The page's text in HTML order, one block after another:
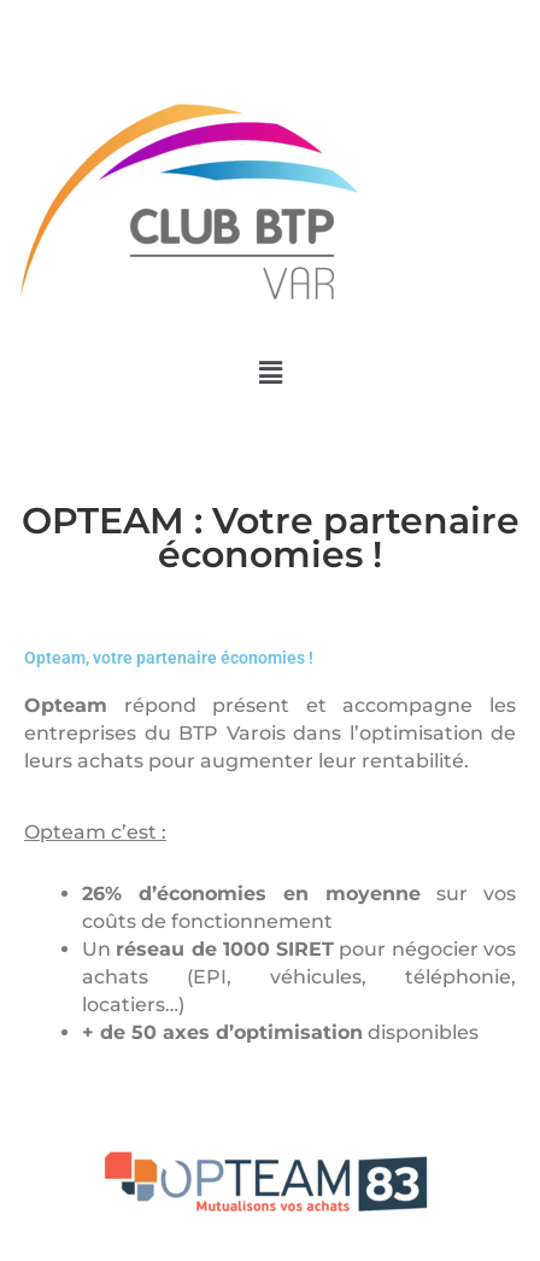
Menu
OPTEAM : Votre partenaire
économies !
Opteam, votre partenaire économies !
Opteam répond présent et accompagne les
entreprises du BTP Varois dans l’optimisation de
leurs achats pour augmenter leur rentabilité.
Opteam c’est :
26% d’économies en moyenne sur vos
coûts de fonctionnement
Un réseau de 1000 SIRET pour négocier vos
achats (EPI, véhicules, téléphonie,
locatiers…)
+ de 50 axes d’optimisation disponibles